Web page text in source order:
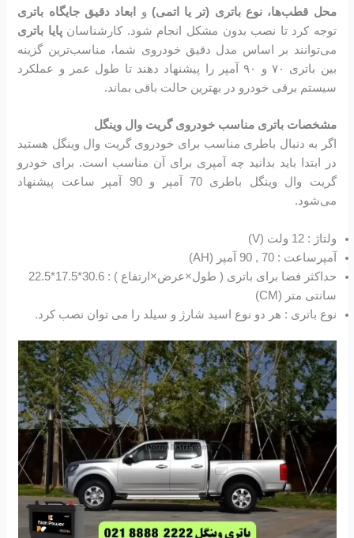
محل قطب‌ها، نوع باتری (تر یا اتمی) و
ابعاد دقیق جایگاه باتری
توجه کرد تا نصب بدون مشکل انجام شود. کارشناسانپایا باتری
می‌توانند بر اساس مدل دقیق خودروی شما، مناسب‌ترین گزینه
بین باتری ۷۰ و ۹۰ آمپر را پیشنهاد دهند تا طول عمر و عملکرد
سیستم برقی خودرو در بهترین حالت باقی بماند.
مشخصات باتری مناسب خودروی گریت وال وینگل
اگر به دنبال باطری مناسب برای خودروی گریت وال وینگل هستید
در ابتدا باید بدانید چه آمپری برای آن مناسب است. برای خودرو
گریت وال وینگل باطری 70 آمپر و 90 آمپر ساعت پیشنهاد
می‌شود.
ولتاژ : 12 ولت (V)
آمپرساعت : 70 , 90 آمپر (AH)
حداکثر فضا برای باتری ( طول×عرض×ارتفاع ) : 30.6*17.5*22.5
سانتی متر (CM)
نوع باتری : هر دو نوع اسید شارژ و سیلد را می توان نصب کرد.